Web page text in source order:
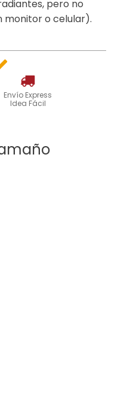
pero no
monitor o celular).
Envío Express
Idea Fácil